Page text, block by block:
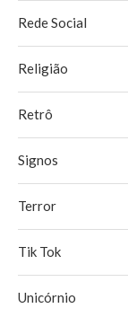
Rede Social
Religião
Retrô
Signos
Terror
Tik Tok
Unicórnio